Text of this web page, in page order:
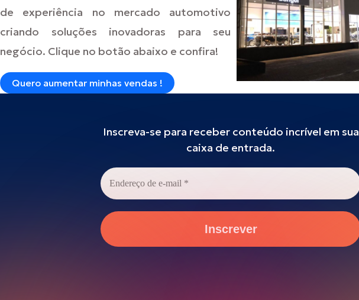
de experiência no mercado automotivo
criando soluções inovadoras para seu
negócio. Clique no botão abaixo e confira!
Quero aumentar minhas vendas !
Inscreva-se para receber conteúdo incrível em sua
caixa de entrada.